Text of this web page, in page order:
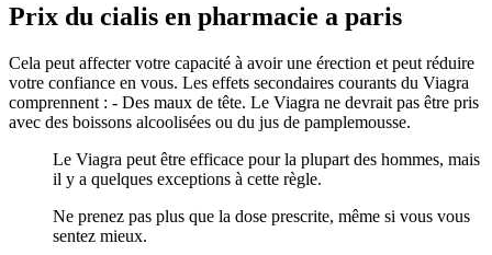
Prix du cialis en pharmacie a paris
Cela peut affecter votre capacité à avoir une érection et peut réduire
votre confiance en vous. Les effets secondaires courants du Viagra
comprennent : - Des maux de tête. Le Viagra ne devrait pas être pris
avec des boissons alcoolisées ou du jus de pamplemousse.
Le Viagra peut être efficace pour la plupart des hommes, mais
il y a quelques exceptions à cette règle.
Ne prenez pas plus que la dose prescrite, même si vous vous
sentez mieux.